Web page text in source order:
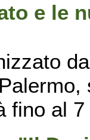
e le
fino al